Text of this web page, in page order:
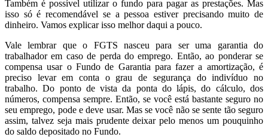
Também é possível utilizar o fundo para pagar as prestações. Mas
isso só é recomendável se a pessoa estiver precisando muito de
dinheiro. Vamos explicar isso melhor daqui a pouco.
Vale lembrar que o FGTS nasceu para ser uma garantia do
trabalhador em caso de perda do emprego. Então, ao ponderar se
compensa usar o Fundo de Garantia para fazer a amortização, é
preciso levar em conta o grau de segurança do indivíduo no
trabalho. Do ponto de vista da ponta do lápis, do cálculo, dos
números, compensa sempre. Então, se você está bastante seguro no
seu emprego, pode e deve usar. Mas se você não se sente tão seguro
assim, talvez seja mais prudente deixar pelo menos um pouquinho
do saldo depositado no Fundo.